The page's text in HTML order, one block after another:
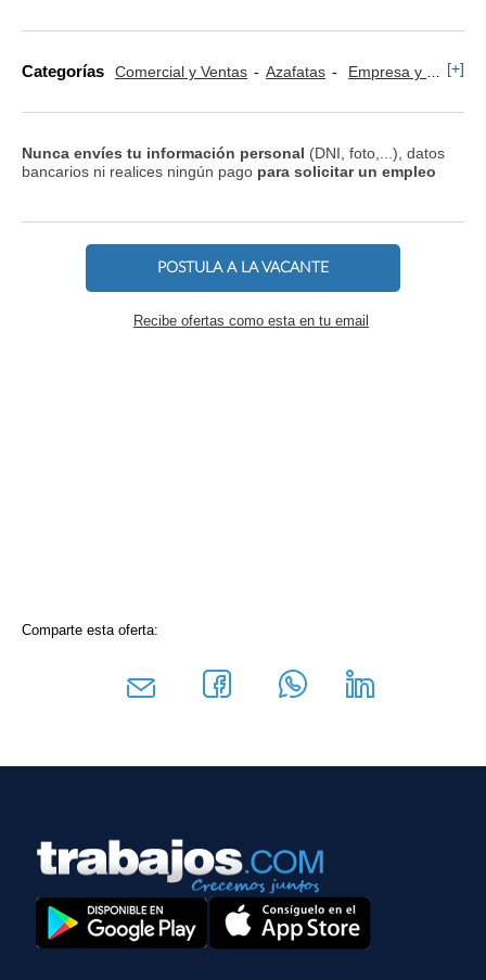
Categorías Comercial y Ventas Azafatas Empresa y Finanzas [+]
Nunca envíes tu información personal (DNI, foto,...), datos
bancarios ni realices ningún pago para solicitar un empleo
POSTULA A LA VACANTE
Recibe ofertas como esta en tu email
Comparte esta oferta: